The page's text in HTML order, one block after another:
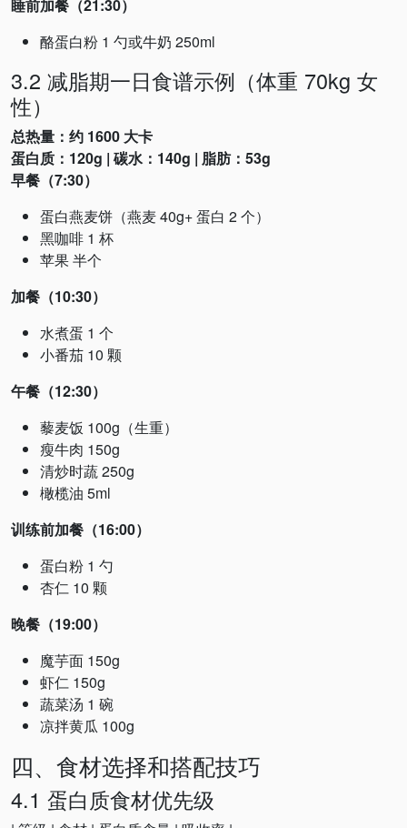
睡前加餐（21:30）
酪蛋白粉 1 勺或牛奶 250ml
3.2 减脂期一日食谱示例（体重 70kg 女
性）
总热量：约 1600 大卡
蛋白质：120g | 碳水：140g | 脂肪：53g
早餐（7:30）
蛋白燕麦饼（燕麦 40g+ 蛋白 2 个）
黑咖啡 1 杯
苹果 半个
加餐（10:30）
水煮蛋 1 个
小番茄 10 颗
午餐（12:30）
藜麦饭 100g（生重）
瘦牛肉 150g
清炒时蔬 250g
橄榄油 5ml
训练前加餐（16:00）
蛋白粉 1 勺
杏仁 10 颗
晚餐（19:00）
魔芋面 150g
虾仁 150g
蔬菜汤 1 碗
凉拌黄瓜 100g
四、食材选择和搭配技巧
4.1 蛋白质食材优先级